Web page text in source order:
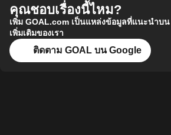
คุณชอบเรื่องนี้ไหม?
เพิ่ม GOAL.com เป็นแหล่งข้อมูลที่แนะนำบ
เพิ่มเติมของเรา
ติดตาม GOAL บน Google